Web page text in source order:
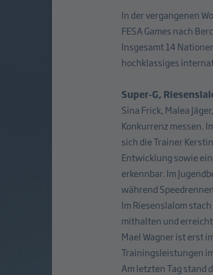
In der vergangenen
FESA Games nach
Insgesamt 14
hochklassiges
Super-G,
Sina Frick, Malea
Konkurrenz messen.
sich die Trainer
Entwicklung sowie
erkennbar. Im
während
Im Riesenslalom
mithalten und
Mael Wagner ist erst
Trainingsleistungen
Am letzten Tag stand